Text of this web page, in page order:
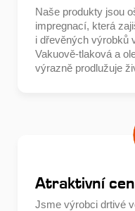
Naše produkty jsou
impregnací, která
i dřevěných výrobků
Vakuově-tlaková a
výrazně prodlužuje
Atraktivní
Jsme výrobci drtivé